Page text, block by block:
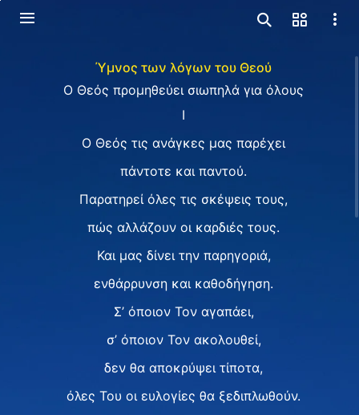
Ύμνος των λόγων του Θεού
Ο Θεός προμηθεύει σιωπηλά για όλους
I
Ο Θεός τις ανάγκες μας παρέχει
πάντοτε και παντού.
Παρατηρεί όλες τις σκέψεις τους,
πώς αλλάζουν οι καρδιές τους.
Και μας δίνει την παρηγοριά,
ενθάρρυνση και καθοδήγηση.
Σ’ όποιον Τον αγαπάει,
σ’ όποιον Τον ακολουθεί,
δεν θα αποκρύψει τίποτα,
όλες Του οι ευλογίες θα ξεδιπλωθούν.